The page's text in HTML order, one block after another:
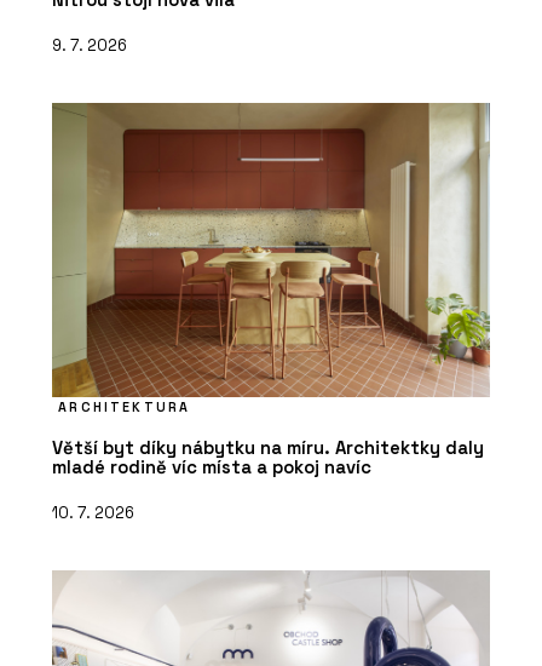
9. 7. 2026
ARCHITEKTURA
Větší byt díky nábytku na míru. Architektky daly
mladé rodině víc místa a pokoj navíc
10. 7. 2026